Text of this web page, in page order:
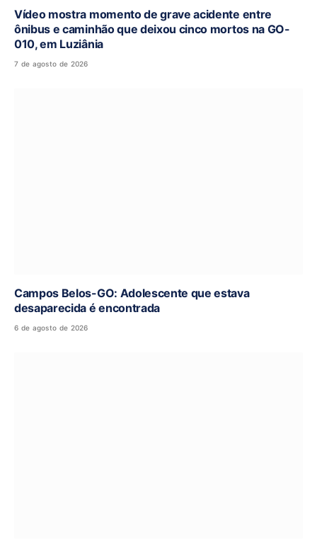
Vídeo mostra momento de grave acidente entre
ônibus e caminhão que deixou cinco mortos na GO-
010, em Luziânia
7 de agosto de 2026
Campos Belos-GO: Adolescente que estava
desaparecida é encontrada
6 de agosto de 2026